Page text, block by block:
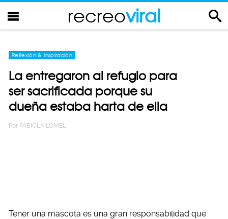
recreoviral
Reflexión & Inspiración
La entregaron al refugio para
ser sacrificada porque su
dueña estaba harta de ella
Por FABIOLA LOMELI
Tener una mascota es una gran responsabilidad que